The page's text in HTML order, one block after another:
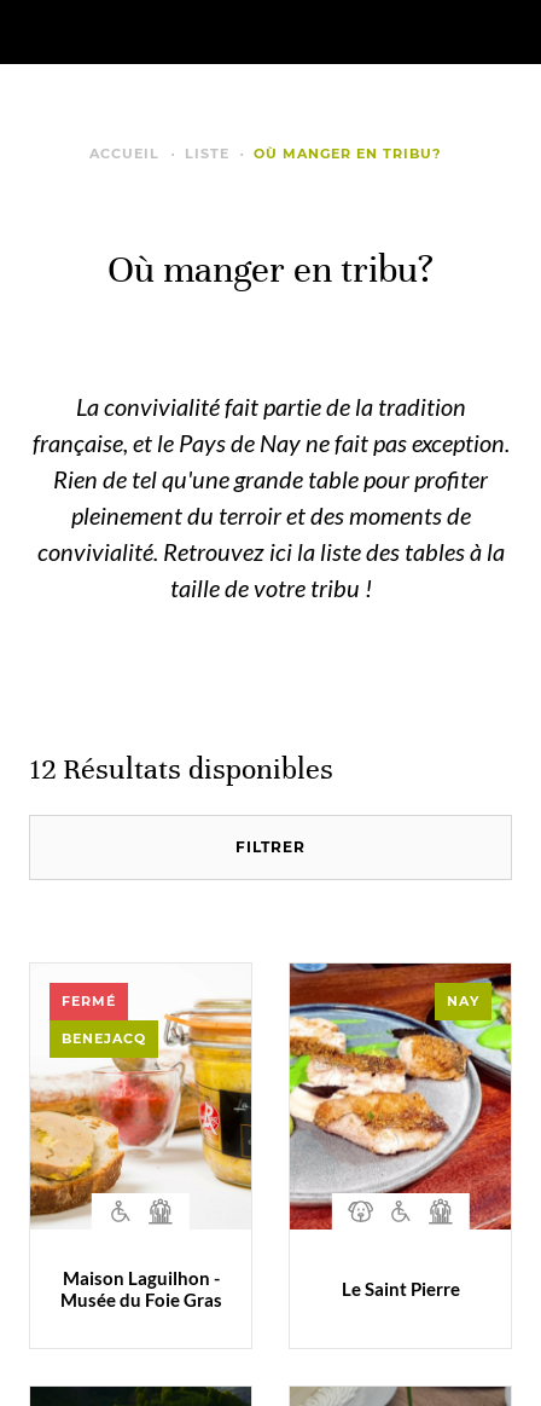
ACCUEIL LISTE OÙ MANGER EN TRIBU?
Où manger en tribu?
La convivialité fait partie de la tradition
française, et le Pays de Nay ne fait pas exception.
Rien de tel qu'une grande table pour profiter
pleinement du terroir et des moments de
convivialité. Retrouvez ici la liste des tables à la
taille de votre tribu !
12 Résultats disponibles
FILTRER
FERMÉ
BENEJACQ
Maison Laguilhon -
Musée du Foie Gras
NAY
Le Saint Pierre